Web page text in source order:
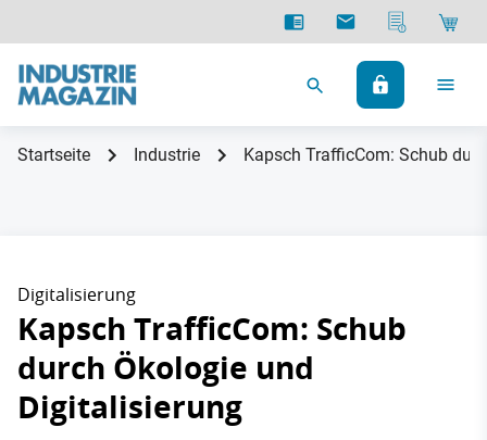
Startseite Industrie Kapsch TrafficCom: Schub
Digitalisierung
Kapsch TrafficCom: Schub
durch Ökologie und
Digitalisierung